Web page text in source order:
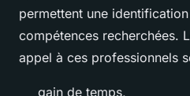
permettent une
compétences recherchées.
appel à ces professionnels
gain de temps,